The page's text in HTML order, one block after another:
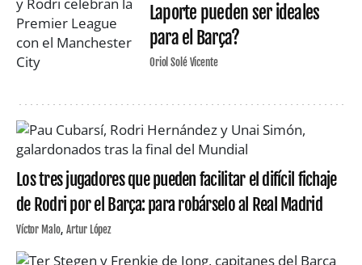
Laporte pueden ser ideales
para el Barça?
Oriol Solé Vicente
Los tres jugadores que pueden facilitar el difícil fichaje
de Rodri por el Barça: para robárselo al Real Madrid
Víctor Malo Artur López